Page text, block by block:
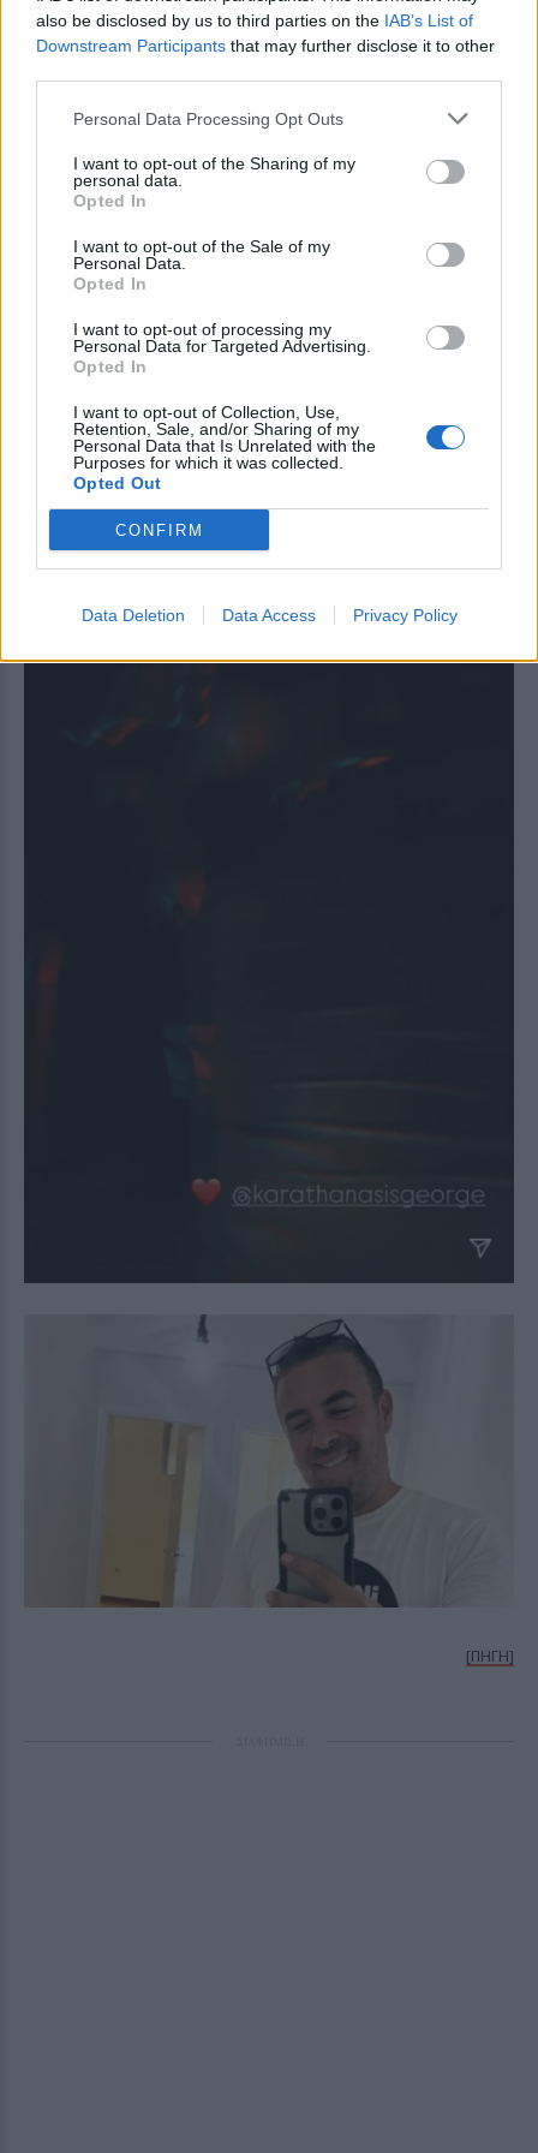
also be disclosed by us to third parties on the IAB’s List of
Downstream Participants that may further disclose it to other
Personal Data Processing Opt Outs
I want to opt-out of the Sharing of my
personal data.
Opted In
I want to opt-out of the Sale of my
Personal Data.
Opted In
I want to opt-out of processing my
Personal Data for Targeted Advertising.
Opted In
I want to opt-out of Collection, Use,
Retention, Sale, and/or Sharing of my
Personal Data that Is Unrelated with the
Purposes for which it was collected.
Opted Out
CONFIRM
Data Deletion Data Access Privacy Policy
Συγκεκριμένα, η ηθοποιός μοιράστηκε μία
ασπρόμαυρη εικόνα τους, αναφέροντας το
όνομα του Γιώργου Καραθανάση και
προσθέτοντας μια κόκκινη καρδιά.
Ο Γιώργος Καραθανάσης εργάζεται ως
αντιπρόεδρος σε γνωστή εταιρία μπαχαρικών
και η γνωριμία του με την ηθοποιό, φαίνεται
πως έγινε στο πλαίσιο της συνεργασίας τους,
καθώς η Μαρία Κορινθίου έχει διαφημίσει
σχετικά προϊόντα.
[ΠΗΓΗ]